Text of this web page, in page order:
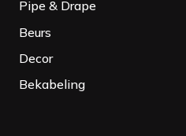
Pipe & Drape
Beurs
Decor
Bekabeling